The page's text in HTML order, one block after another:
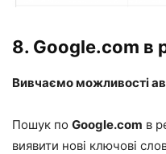
8. Google.com в
Вивчаємо можливості
Пошук по Google.com в
виявити нові ключові